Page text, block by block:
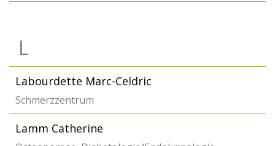
L
Labourdette Marc-Celdric
Schmerzzentrum
Lamm Catherine